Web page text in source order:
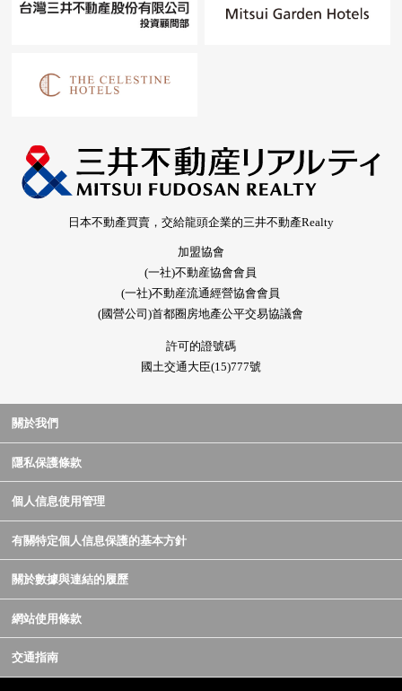
日本不動產買賣，交給龍頭企業的三井不動產Realty
加盟協會
(一社)不動産協會會員
(一社)不動産流通經營協會會員
(國營公司)首都圈房地產公平交易協議會
許可的證號碼
國土交通大臣(15)777號
關於我們
隱私保護條款
個人信息使用管理
有關特定個人信息保護的基本方針
關於數據與連結的履歷
網站使用條款
交通指南